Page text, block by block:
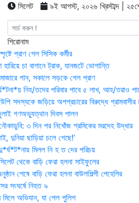
সিলেট ৯ই আগস্ট, ২০২৬ খ্রিস্টাব্দ | ২৫শে
শিরোনাম
প্রাণ গেল সিসিক কর্মীর
হারিয়ে চা বাগানে ট্রাক, যানজটে ভোগান্তি
গান, সকালে সড়কে গেল প্রাণ
নিহ/তদের পরিবার পাবে ৫ লাখ, আহ/তরাও
সদস্যকে জড়িয়ে অপপ্রচারের বিরুদ্ধে গ্রামবাসীর
গণঅভ্যুত্থান দিবস পালন
৩ দিন পর নিখোঁজ শ্রমিকের মরদেহ উদ্ধার
দুনিয়া ছাড়িয়া চলে গেছে!’
মিলল নি হ ত দের পরিচয়
থেকে বাড়ি ফেরা হলনা সাইফুলের
শেষে বাড়ি ফেরা হলনা বাউলশিল্পী পেহেলির
সংঘর্ষে নিহত ৯
মিলে অভিযান, যা পেল পুলিশ